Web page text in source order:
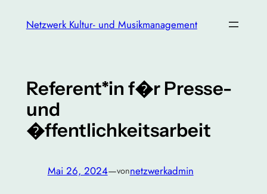
InhaltNetzwerk Kultur- und Musikmanagement
Referent*in f�r Presse-
und
�ffentlichkeitsarbeit
Mai 26, 2024—vonnetzwerkadmin